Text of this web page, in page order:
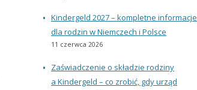
Kindergeld 2027 – kompletne informacje
dla rodzin w Niemczech i Polsce
11 czerwca 2026
Zaświadczenie o składzie rodziny
a Kindergeld – co zrobić, gdy urząd